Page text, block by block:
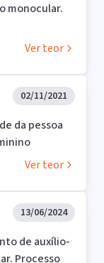
monocular.
Ver teor
02/11/2021
da pessoa
Ver teor
13/06/2024
de auxílio-
Processo